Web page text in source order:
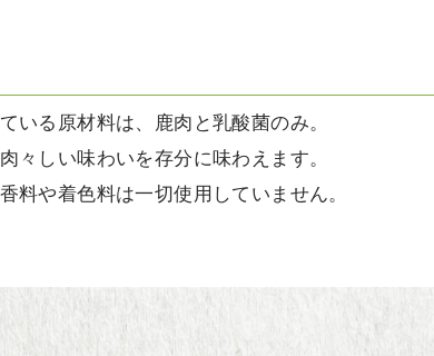
いる原材料は、鹿肉と乳酸菌のみ。
々しい味わいを存分に味わえます。
料や着色料は一切使用していません。